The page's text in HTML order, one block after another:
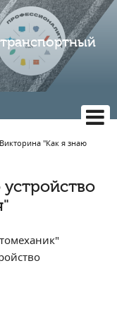
Викторина "Как я знаю